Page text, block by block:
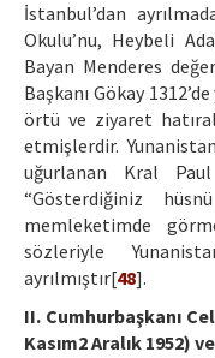
İstanbul’dan
Okulu’nu, Heybeli
Bayan Menderes
Başkanı Gökay
örtü ve ziyaret
etmişlerdir.
uğurlanan Kral Paul
“Gösterdiğiniz
memleketimde
sözleriyle
ayrılmıştır[48].
II. Cumhurbaşkanı
Kasım2 Aralık 1952)